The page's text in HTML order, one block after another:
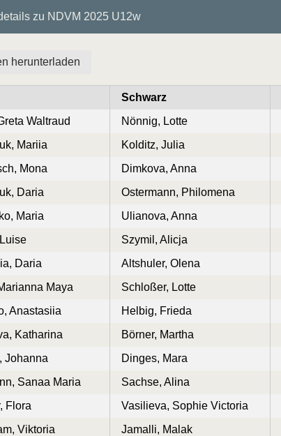
zu NDVM 2025 U12w
herunterladen
Schwarz
Waltraud Nönnig, Lotte
Mariia Kolditz, Julia
Mona Dimkova, Anna
Daria Ostermann, Philomena
Maria Ulianova, Anna
Szymil, Alicja
Daria Altshuler, Olena
Maya Schloßer, Lotte
Anastasiia Helbig, Frieda
Katharina Börner, Martha
Johanna Dinges, Mara
Sanaa Maria Sachse, Alina
Flora Vasilieva, Sophie Victoria
Viktoria Jamalli, Malak